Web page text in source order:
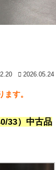
2026.05.24
す。
33）中古品